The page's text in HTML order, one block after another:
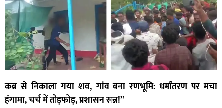
कब्र से निकाला गया शव, गांव बना रणभूमि: धर्मांतरण पर मचा
हंगामा, चर्च में तोड़फोड़, प्रशासन सन्न!”